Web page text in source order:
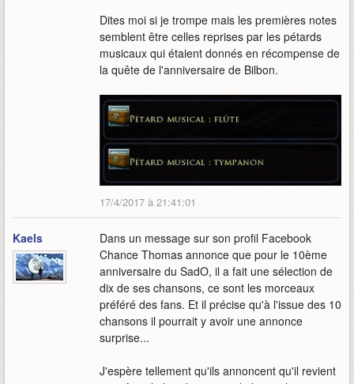
Dites moi si je trompe mais les premières notes
semblent être celles reprises par les pétards
musicaux qui étaient donnés en récompense de
la quête de l'anniversaire de Bilbon.
17/4/2017 à 21:41:01
Kaels
Dans un message sur son profil Facebook
Chance Thomas annonce que pour le 10ème
anniversaire du SadO, il a fait une sélection de
dix de ses chansons, ce sont les morceaux
préféré des fans. Et il précise qu'à l'issue des 10
chansons il pourrait y avoir une annonce
surprise...
J'espère tellement qu'ils annoncent qu'il revient